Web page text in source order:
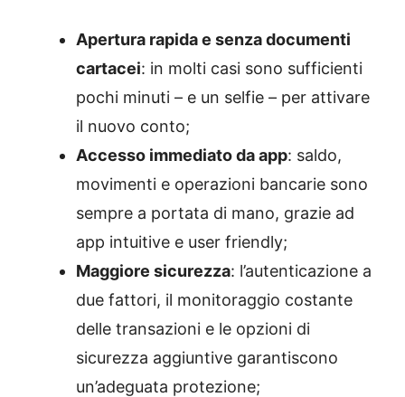
Apertura rapida e senza documenti
cartacei: in molti casi sono sufficienti
pochi minuti – e un selfie – per attivare
il nuovo conto;
Accesso immediato da app: saldo,
movimenti e operazioni bancarie sono
sempre a portata di mano, grazie ad
app intuitive e user friendly;
Maggiore sicurezza: l’autenticazione a
due fattori, il monitoraggio costante
delle transazioni e le opzioni di
sicurezza aggiuntive garantiscono
un’adeguata protezione;